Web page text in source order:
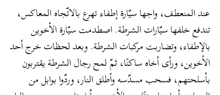
عند المنعطف، واجها سيّارة إطفاء تهرع بالاتّجاه المعاكس،
تندفع خلفها سيّارات الشرطة. اصطدمت سيّارة الأخوين
بالإطفاء، وتضاربت مركبات الشرطة. وبعد لحظات خرج أحد
الأخوين، ورأى أخاه ساكنًا، ثمّ لمح رجال الشرطة يقتربون
بأسلحتهم، فسحب مسدّسه وأطلق النار، وردّوا بوابل من